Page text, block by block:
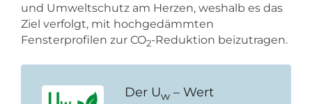
und Umweltschutz am Herzen, weshalb es das
Ziel verfolgt, mit hochgedämmten
Fensterprofilen zur CO2-Reduktion beizutragen.
Der Uw – Wert